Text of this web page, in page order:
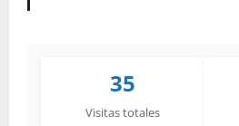
35
Visitas totales